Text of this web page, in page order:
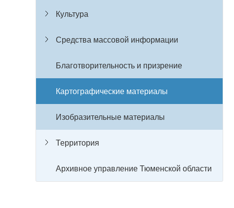
Культура
Средства массовой информации
Благотворительность и призрение
Картографические материалы
Изобразительные материалы
Территория
Архивное управление Тюменской области